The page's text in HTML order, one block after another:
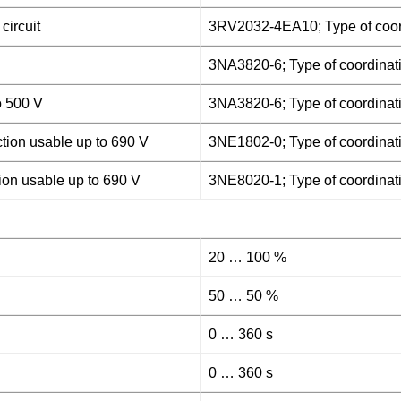
3RV2032-4EA10; Type of
3NA3820-6; Type of
500 V 3NA3820-6; Type of
usable up to 690 V 3NE1802-0; Type of
usable up to 690 V 3NE8020-1; Type of
20 … 100 %
50 … 50 %
0 … 360 s
0 … 360 s